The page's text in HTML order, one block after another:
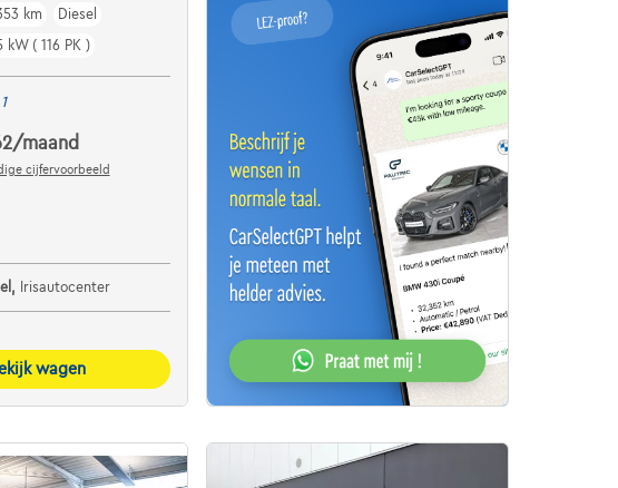
km
Diesel
kW ( 116 PK )
1
/maand
cijfervoorbeeld
Irisautocenter
wagen